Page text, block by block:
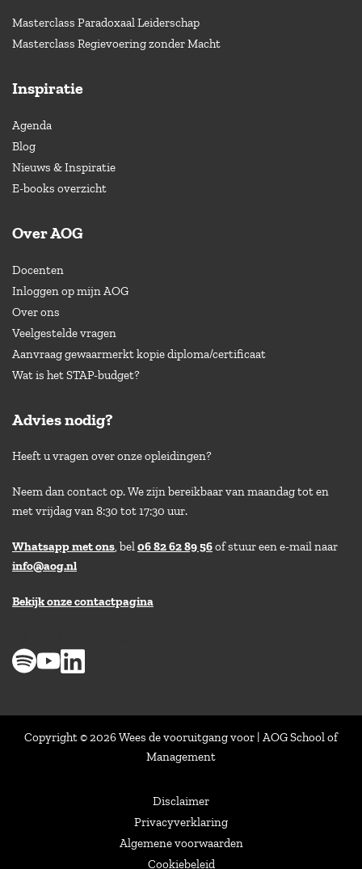
Masterclass Paradoxaal Leiderschap
Masterclass Regievoering zonder Macht
Inspiratie
Agenda
Blog
Nieuws & Inspiratie
E-books overzicht
Over AOG
Docenten
Inloggen op mijn AOG
Over ons
Veelgestelde vragen
Aanvraag gewaarmerkt kopie diploma/certificaat
Wat is het STAP-budget?
Advies nodig?
Heeft u vragen over onze opleidingen?
Neem dan contact op. We zijn bereikbaar van maandag tot en
met vrijdag van 8:30 tot 17:30 uur.
Whatsapp met ons, bel06 82 62 89 56of stuur een e-mail naar
info@aog.nl
Bekijk onze contactpagina
Copyright © 2026 Wees de vooruitgang voor | AOG School of
Management
Disclaimer
Privacyverklaring
Algemene voorwaarden
Cookiebeleid